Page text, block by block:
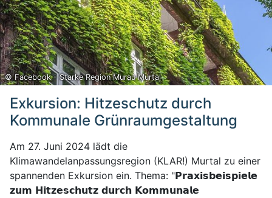
© Facebook - Starke Region Murau Murtal
Exkursion: Hitzeschutz durch
Kommunale Grünraumgestaltung
Am 27. Juni 2024 lädt die
Klimawandelanpassungsregion (KLAR!) Murtal zu einer
spannenden Exkursion ein. Thema: "𝗣𝗿𝗮𝘅𝗶𝘀𝗯𝗲𝗶𝘀𝗽𝗶𝗲𝗹𝗲
𝘇𝘂𝗺 𝗛𝗶𝘁𝘇𝗲𝘀𝗰𝗵𝘂𝘁𝘇 𝗱𝘂𝗿𝗰𝗵 𝗞𝗼𝗺𝗺𝘂𝗻𝗮𝗹𝗲